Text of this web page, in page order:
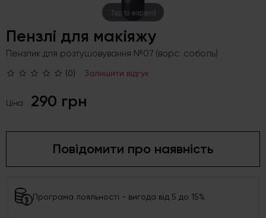
Tap to expand
Пензлі для макіяжу
Пензлик для розтушовування №07 (ворс: соболь)
(0) Залишити відгук
Ціна: 290 грн
Повідомити про наявність
Програма лояльності - вигода від 5 до 15%